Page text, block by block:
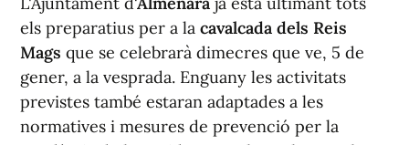
els preparatius per a la cavalcada dels Reis
Mags que se celebrarà dimecres que ve, 5 de
gener, a la vesprada. Enguany les activitats
previstes també estaran adaptades a les
normatives i mesures de prevenció per la